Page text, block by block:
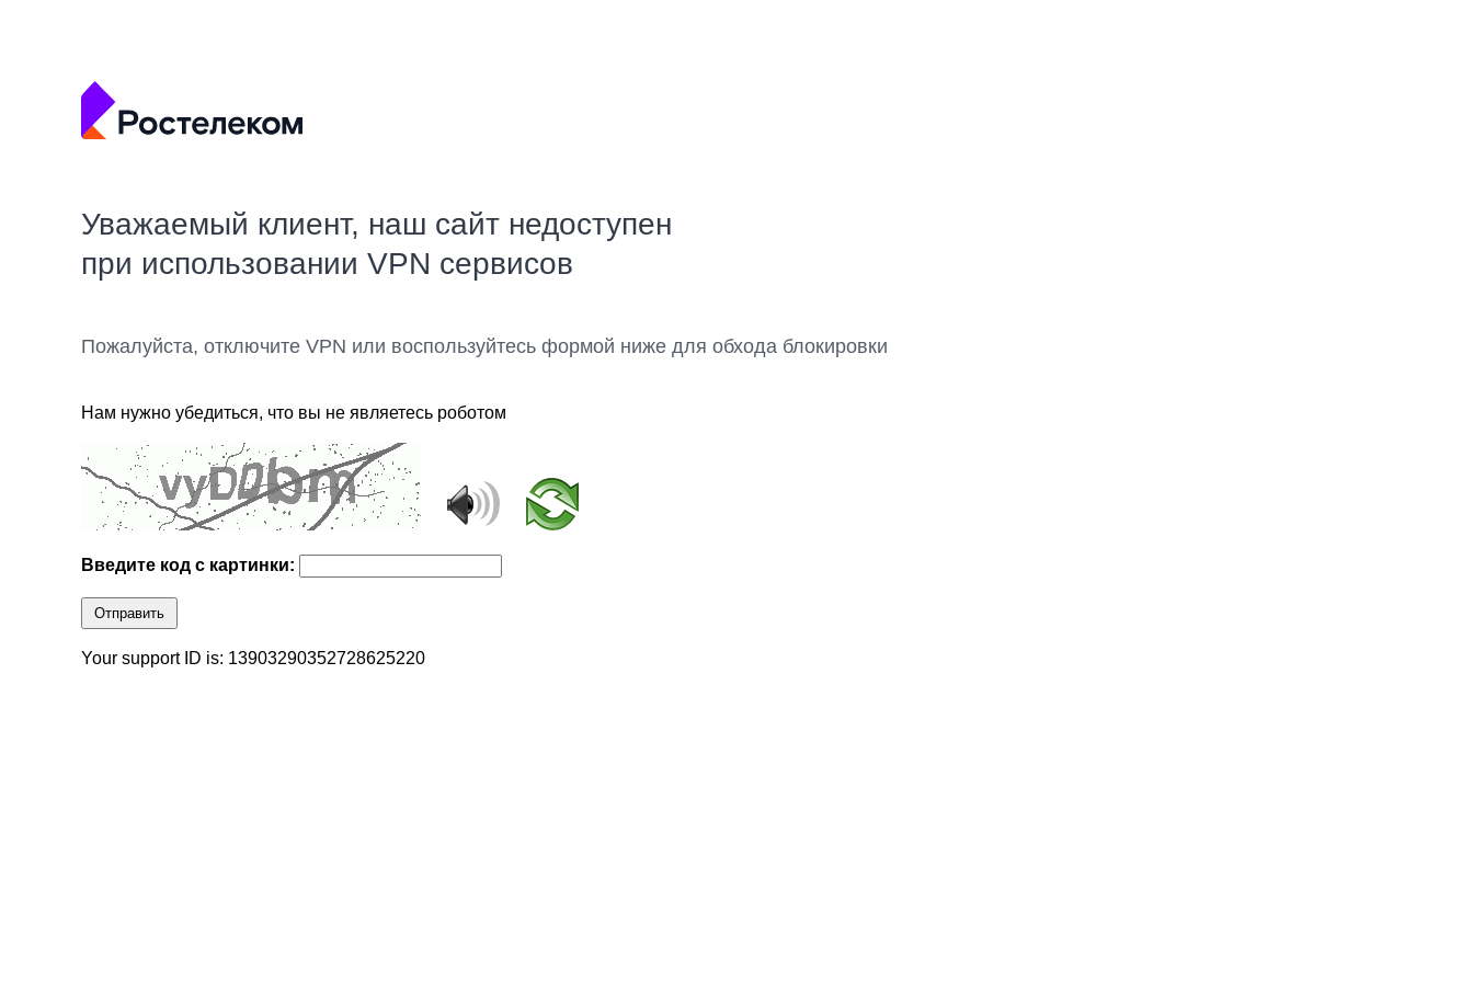
Уважаемый клиент, наш сайт недоступен
при использовании VPN сервисов
Пожалуйста, отключите VPN или воспользуйтесь формой ниже для обхода блокировки
Нам нужно убедиться, что вы не являетесь роботом
Введите код с картинки:
Отправить
Your support ID is: 13903290352728625220